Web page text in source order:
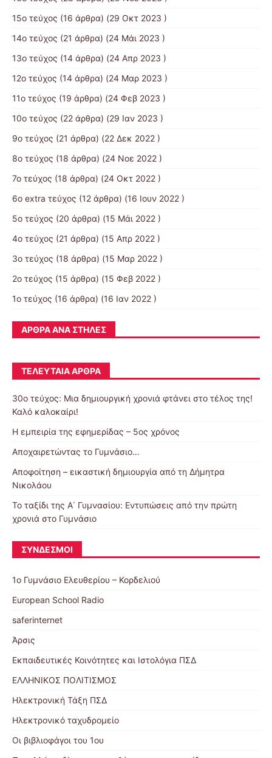
15ο τεύχος (16 άρθρα) (29 Οκτ 2023 )
14ο τεύχος (21 άρθρα) (24 Μάι 2023 )
13ο τεύχος (14 άρθρα) (24 Απρ 2023 )
12ο τεύχος (14 άρθρα) (24 Μαρ 2023 )
11ο τεύχος (19 άρθρα) (24 Φεβ 2023 )
10o τεύχος (22 άρθρα) (29 Ιαν 2023 )
9ο τεύχος (21 άρθρα) (22 Δεκ 2022 )
8ο τεύχος (18 άρθρα) (24 Νοε 2022 )
7ο τεύχος (18 άρθρα) (24 Οκτ 2022 )
6ο extra τεύχος (12 άρθρα) (16 Ιουν 2022 )
5ο τεύχος (20 άρθρα) (15 Μάι 2022 )
4ο τεύχος (21 άρθρα) (15 Απρ 2022 )
3ο τεύχος (18 άρθρα) (15 Μαρ 2022 )
2ο τεύχος (15 άρθρα) (15 Φεβ 2022 )
1ο τεύχος (16 άρθρα) (16 Ιαν 2022 )
ΆΡΘΡΑ ΑΝΆ ΣΤΉΛΕΣ
ΤΕΛΕΥΤΑΊΑ ΆΡΘΡΑ
30o τεύχος: Μια δημιουργική χρονιά φτάνει στο τέλος της!
Καλό καλοκαίρι!
Η εμπειρία της εφημερίδας – 5ος χρόνος
Αποχαιρετώντας το Γυμνάσιο…
Αποφοίτηση – εικαστική δημιουργία από τη Δήμητρα
Νικολάου
Το ταξίδι της Α΄ Γυμνασίου: Εντυπώσεις από την πρώτη
χρονιά στο Γυμνάσιο
ΣΎΝΔΕΣΜΟΙ
1ο Γυμνάσιο Ελευθερίου – Κορδελιού
European School Radio
saferinternet
Άρσις
Εκπαιδευτικές Κοινότητες και Ιστολόγια ΠΣΔ
ΕΛΛΗΝΙΚΟΣ ΠΟΛΙΤΙΣΜΟΣ
Ηλεκτρονική Τάξη ΠΣΔ
Ηλεκτρονικό ταχυδρομείο
Οι βιβλιοφάγοι του 1ου